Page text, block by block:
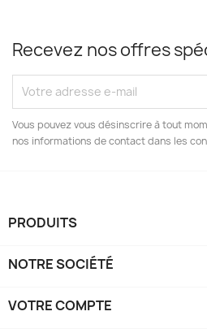
Recevez nos offres
Vous pouvez vous désinscrire à tout
nos informations de contact dans les
PRODUITS
NOTRE SOCIÉTÉ
VOTRE COMPTE